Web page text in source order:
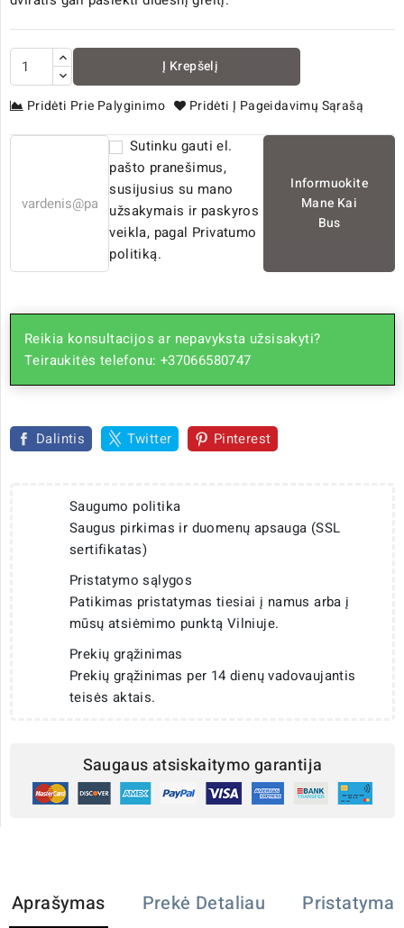
Į Krepšelį
Pridėti Prie Palyginimo Pridėti Į Pageidavimų Sąrašą
Sutinku gauti el.
pašto pranešimus,
susijusius su mano
užsakymais ir paskyros
veikla, pagal Privatumo
politiką.
Informuokite
Mane Kai
Bus
Reikia konsultacijos ar nepavyksta užsisakyti?
Teiraukitės telefonu: +37066580747
Dalintis Twitter Pinterest
Saugumo politika
Saugus pirkimas ir duomenų apsauga (SSL
sertifikatas)
Pristatymo sąlygos
Patikimas pristatymas tiesiai į namus arba į
mūsų atsiėmimo punktą Vilniuje.
Prekių grąžinimas
Prekių grąžinimas per 14 dienų vadovaujantis
teisės aktais.
Saugaus atsiskaitymo garantija
Aprašymas Prekė Detaliau Pristatymas